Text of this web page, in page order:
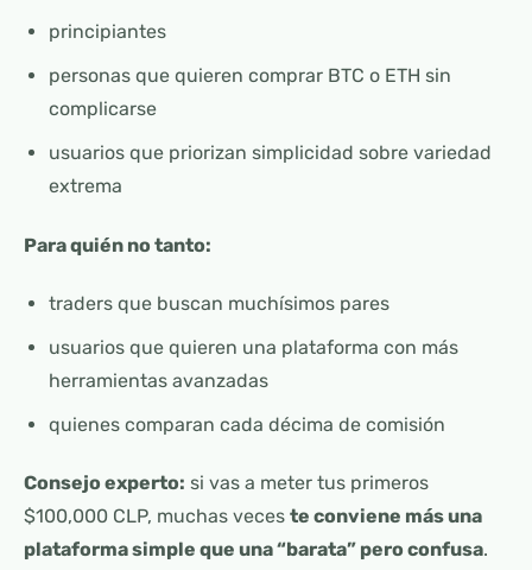
principiantes
personas que quieren comprar BTC o ETH sin
complicarse
usuarios que priorizan simplicidad sobre variedad
extrema
Para quién no tanto:
traders que buscan muchísimos pares
usuarios que quieren una plataforma con más
herramientas avanzadas
quienes comparan cada décima de comisión
Consejo experto: si vas a meter tus primeros
$100,000 CLP, muchas veces te conviene más una
plataforma simple que una “barata” pero confusa.